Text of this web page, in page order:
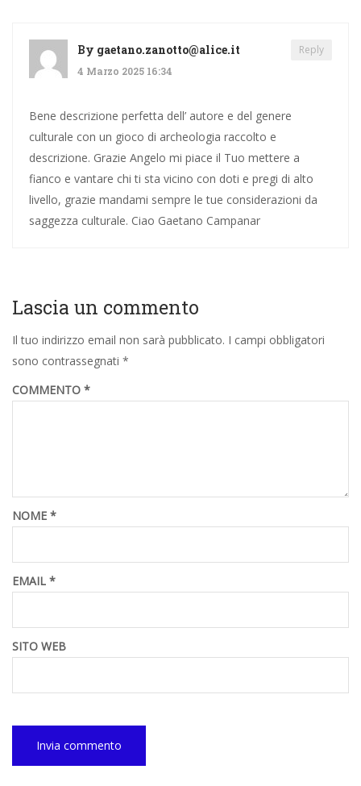
By gaetano.zanotto@alice.it
4 Marzo 2025 16:34
Reply
Bene descrizione perfetta dell’ autore e del genere
culturale con un gioco di archeologia raccolto e
descrizione. Grazie Angelo mi piace il Tuo mettere a
fianco e vantare chi ti sta vicino con doti e pregi di alto
livello, grazie mandami sempre le tue considerazioni da
saggezza culturale. Ciao Gaetano Campanar
Lascia un commento
Il tuo indirizzo email non sarà pubblicato. I campi obbligatori
sono contrassegnati *
COMMENTO *
NOME *
EMAIL *
SITO WEB